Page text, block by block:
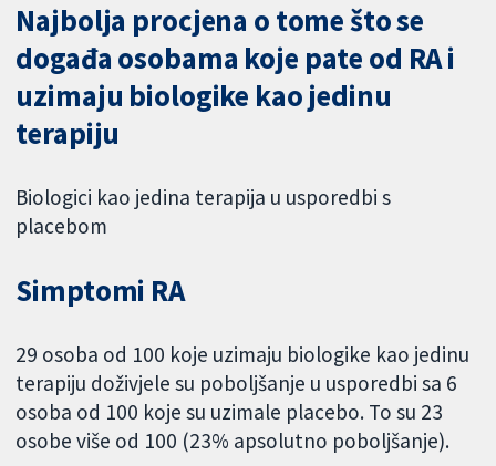
Najbolja procjena o tome što se
događa osobama koje pate od RA i
uzimaju biologike kao jedinu
terapiju
Biologici kao jedina terapija u usporedbi s
placebom
Simptomi RA
29 osoba od 100 koje uzimaju biologike kao jedinu
terapiju doživjele su poboljšanje u usporedbi sa 6
osoba od 100 koje su uzimale placebo. To su 23
osobe više od 100 (23% apsolutno poboljšanje).